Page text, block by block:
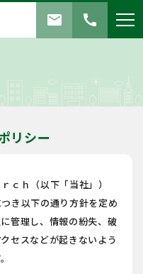
call
mail
リシー
ｃｈ（以下「当社」）
き以下の通り方針を定め
管理し、情報の紛失、破
セスなどが起きないよう